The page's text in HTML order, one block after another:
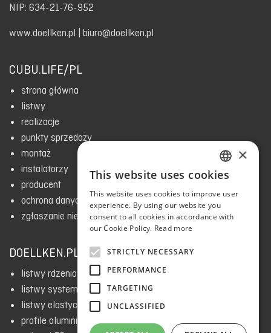
NIP: 634-21-76-952
www.doellken.pl biuro@doellken.pl
CUBU.LIFE/PL
strona główna
listwy
realizacje
punkty sprzedaży
montaż
instalatorzy
producent
ochrona danych i polityka prywatności
zgłaszanie nieprawidłowości
DOELLKEN.PL
listwy rdzeniowe HDF
listwy systemowe
listwy elastyczne i dywanowe
profile aluminiowe
ENGLISH
RUSSIAN
POLISH
UKRAINIAN
×
This website uses cookies
This website uses cookies to improve user
experience. By using our website you
consent to all cookies in accordance with
our Cookie Policy. Read more
STRICTLY NECESSARY
PERFORMANCE
TARGETING
UNCLASSIFIED